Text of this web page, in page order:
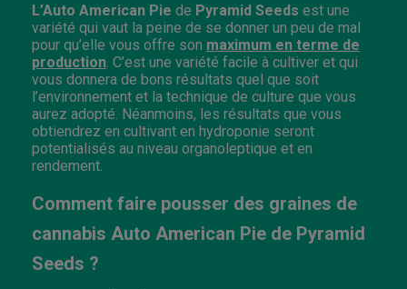
L’Auto American Pie de Pyramid Seeds est une
variété qui vaut la peine de se donner un peu de mal
pour qu’elle vous offre son maximum en terme de
production . C’est une variété facile à cultiver et qui
vous donnera de bons résultats quel que soit
l’environnement et la technique de culture que vous
aurez adopté. Néanmoins, les résultats que vous
obtiendrez en cultivant en hydroponie seront
potentialisés au niveau organoleptique et en
rendement.
Comment faire pousser des graines de
cannabis Auto American Pie de Pyramid
Seeds ?